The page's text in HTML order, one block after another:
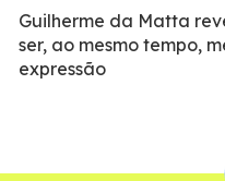
Guilherme da Matta
ser, ao mesmo tempo,
expressão